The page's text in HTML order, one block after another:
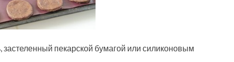
застеленный пекарской бумагой или силиконовым